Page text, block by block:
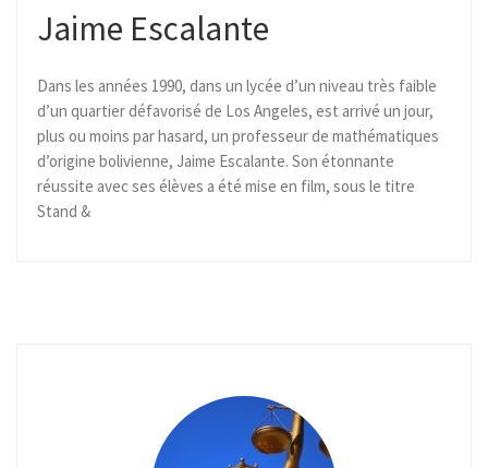
Jaime Escalante
Dans les années 1990, dans un lycée d’un niveau très faible
d’un quartier défavorisé de Los Angeles, est arrivé un jour,
plus ou moins par hasard, un professeur de mathématiques
d’origine bolivienne, Jaime Escalante. Son étonnante
réussite avec ses élèves a été mise en film, sous le titre
Stand &